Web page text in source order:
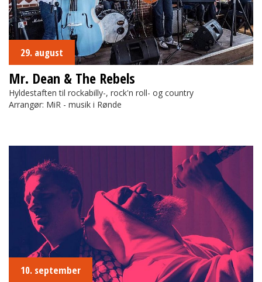
29. august
Mr. Dean & The Rebels
Hyldestaften til rockabilly-, rock'n roll- og country
Arrangør: MiR - musik i Rønde
10. september